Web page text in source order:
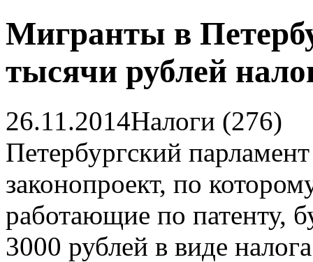
Мигранты в
тысячи рублей
26.11.2014Налоги (276)
Петербургский
законопроект, по
работающие по патенту,
3000 рублей в виде